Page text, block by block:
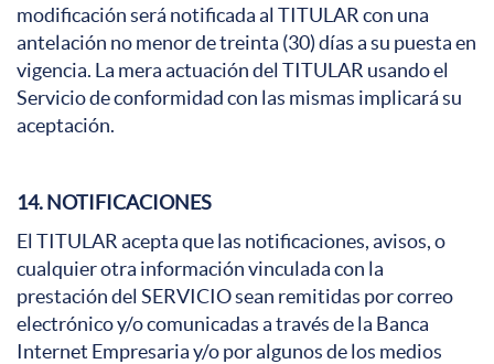
modificación será notificada al TITULAR con una
antelación no menor de treinta (30) días a su puesta en
vigencia. La mera actuación del TITULAR usando el
Servicio de conformidad con las mismas implicará su
aceptación.
14. NOTIFICACIONES
El TITULAR acepta que las notificaciones, avisos, o
cualquier otra información vinculada con la
prestación del SERVICIO sean remitidas por correo
electrónico y/o comunicadas a través de la Banca
Internet Empresaria y/o por algunos de los medios